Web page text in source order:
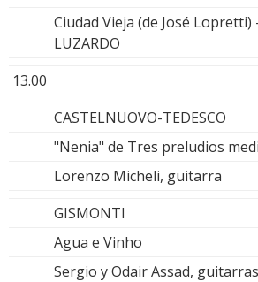
Ciudad Vieja (de José Lopretti)
LUZARDO
13.00
CASTELNUOVO-TEDESCO
"Nenia" de Tres preludios
Lorenzo Micheli, guitarra
GISMONTI
Agua e Vinho
Sergio y Odair Assad, guitarras